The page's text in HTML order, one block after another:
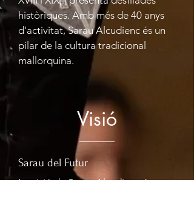
històriques. Amb més de 40 anys
d'activitat, Sarau Alcudienc és un
pilar de la cultura tradicional
mallorquina.
Visió
Sarau del Futur
La visió de Sarau Alcudienc és